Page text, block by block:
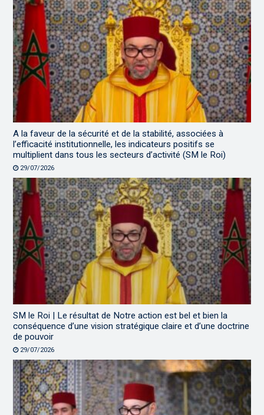
A la faveur de la sécurité et de la stabilité, associées à
l’efficacité institutionnelle, les indicateurs positifs se
multiplient dans tous les secteurs d’activité (SM le Roi)
29/07/2026
SM le Roi | Le résultat de Notre action est bel et bien la
conséquence d’une vision stratégique claire et d’une doctrine
de pouvoir
29/07/2026